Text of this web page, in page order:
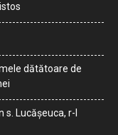
dătătoare de
s. Lucășeuca, r-l